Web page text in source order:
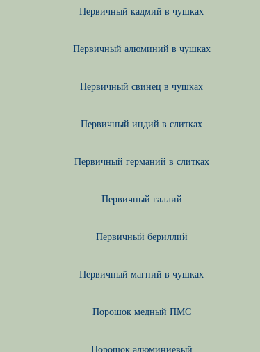
Первичный кадмий в чушках
Первичный алюминий в чушках
Первичный свинец в чушках
Первичный индий в слитках
Первичный германий в слитках
Первичный галлий
Первичный бериллий
Первичный магний в чушках
Порошок медный ПМС
Порошок алюминиевый